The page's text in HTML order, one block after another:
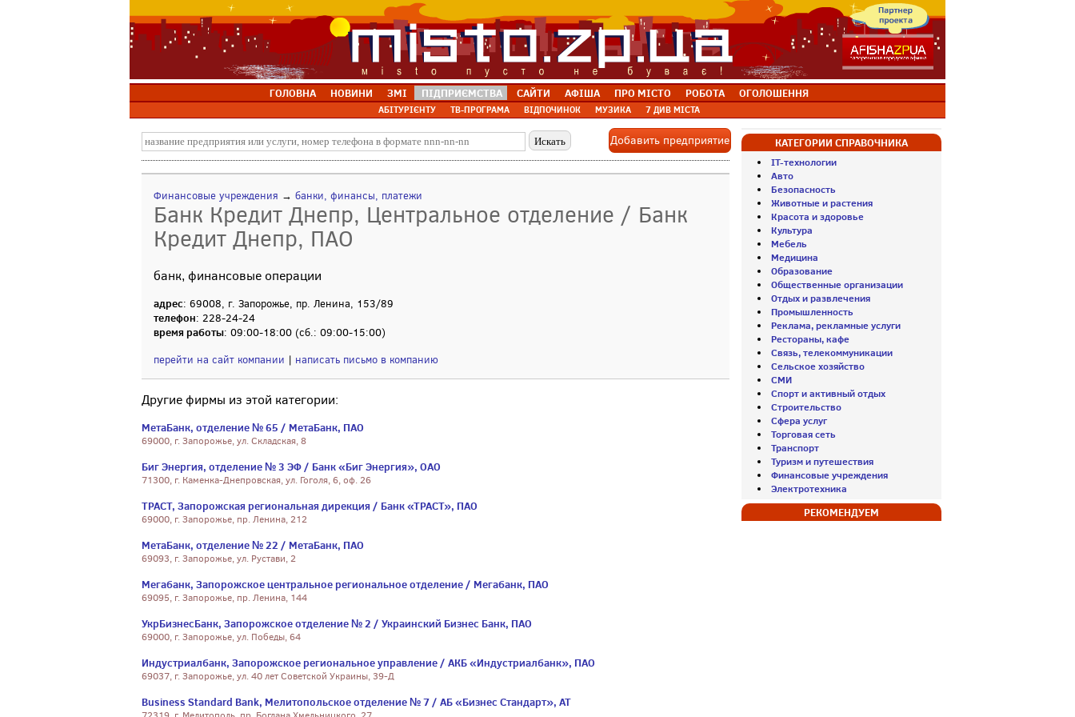
ГОЛОВНА НОВИНИ ЗМІ ПІДПРИЄМСТВА САЙТИ АФІША ПРО МІСТО РОБОТА ОГОЛОШЕННЯ
АБІТУРІЄНТУ ТВ-ПРОГРАМА ВІДПОЧИНОК МУЗИКА 7 ДИВ МІСТА
Добавить предприятие
Финансовые учреждения → банки, финансы, платежи
Банк Кредит Днепр, Центральное отделение / Банк
Кредит Днепр, ПАО
банк, финансовые операции
адрес: 69008, г. Запорожье, пр. Ленина, 153/89
телефон: 228-24-24
время работы: 09:00-18:00 (сб.: 09:00-15:00)
перейти на сайт компании | написать письмо в компанию
Другие фирмы из этой категории:
МетаБанк, отделение № 65 / МетаБанк, ПАО
69000, г. Запорожье, ул. Складская, 8
Биг Энергия, отделение № 3 ЭФ / Банк «Биг Энергия», ОАО
71300, г. Каменка-Днепровская, ул. Гоголя, 6, оф. 26
ТРАСТ, Запорожская региональная дирекция / Банк «ТРАСТ», ПАО
69000, г. Запорожье, пр. Ленина, 212
МетаБанк, отделение № 22 / МетаБанк, ПАО
69093, г. Запорожье, ул. Рустави, 2
Мегабанк, Запорожское центральное региональное отделение / Мегабанк, ПАО
69095, г. Запорожье, пр. Ленина, 144
УкрБизнесБанк, Запорожское отделение № 2 / Украинский Бизнес Банк, ПАО
69000, г. Запорожье, ул. Победы, 64
Индустриалбанк, Запорожское региональное управление / АКБ «Индустриалбанк», ПАО
69037, г. Запорожье, ул. 40 лет Советской Украины, 39-Д
Business Standard Bank, Мелитопольское отделение № 7 / АБ «Бизнес Стандарт», АТ
КАТЕГОРИИ СПРАВОЧНИКА
IT-технологии
Авто
Безопасность
Животные и растения
Красота и здоровье
Культура
Мебель
Медицина
Образование
Общественные организации
Отдых и развлечения
Промышленность
Реклама, рекламные услуги
Рестораны, кафе
Связь, телекоммуникации
Сельское хозяйство
СМИ
Спорт и активный отдых
Строительство
Сфера услуг
Торговая сеть
Транспорт
Туризм и путешествия
Финансовые учреждения
Электротехника
РЕКОМЕНДУЕМ